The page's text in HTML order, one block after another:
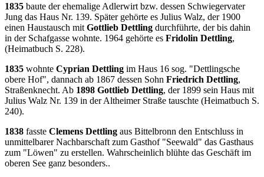
1835 baute der ehemalige Adlerwirt bzw. dessen Schwiegervater
Jung das Haus Nr. 139. Später gehörte es Julius Walz, der 1900
einen Haustausch mit Gottlieb Dettling durchführte, der bis dahin
in der Schafgasse wohnte. 1964 gehörte es Fridolin Dettling,
(Heimatbuch S. 228).
1835 wohnte Cyprian Dettling im Haus 16 sog. "Dettlingsche
obere Hof", dannach ab 1867 dessen Sohn Friedrich Dettling,
Straßenknecht. Ab 1898 Gottlieb Dettling, der 1899 sein Haus mit
Julius Walz Nr. 139 in der Altheimer Straße tauschte (Heimatbuch S.
240).
1838 fasste Clemens Dettling aus Bittelbronn den Entschluss in
unmittelbarer Nachbarschaft zum Gasthof "Seewald" das Gasthaus
zum "Löwen" zu erstellen. Wahrscheinlich blühte das Geschäft im
oberen See ganz besonders..